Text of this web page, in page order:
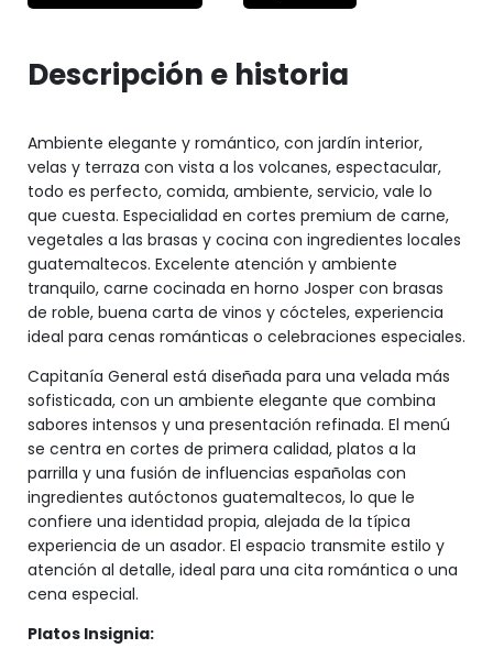
Descripción e historia
Ambiente elegante y romántico, con jardín interior,
velas y terraza con vista a los volcanes, espectacular,
todo es perfecto, comida, ambiente, servicio, vale lo
que cuesta. Especialidad en cortes premium de carne,
vegetales a las brasas y cocina con ingredientes locales
guatemaltecos. Excelente atención y ambiente
tranquilo, carne cocinada en horno Josper con brasas
de roble, buena carta de vinos y cócteles, experiencia
ideal para cenas románticas o celebraciones especiales.
Capitanía General está diseñada para una velada más
sofisticada, con un ambiente elegante que combina
sabores intensos y una presentación refinada. El menú
se centra en cortes de primera calidad, platos a la
parrilla y una fusión de influencias españolas con
ingredientes autóctonos guatemaltecos, lo que le
confiere una identidad propia, alejada de la típica
experiencia de un asador. El espacio transmite estilo y
atención al detalle, ideal para una cita romántica o una
cena especial.
Platos Insignia: